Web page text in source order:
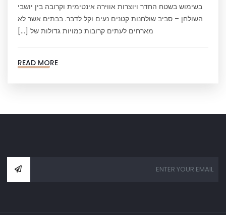
בשימוש בשטח החדר ויוצרות אווירה אינטימית וקרובה בין יושבי
השולחן – סביב שולחנות קטנים נעים וקל לדבר. בבתים אשר לא
מארחים לעתים קרובות כמויות גדולות של […]
READ MORE